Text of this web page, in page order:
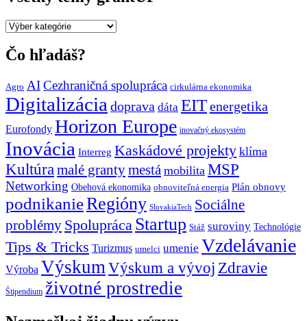
Všetky
grantUP
Čo hľadáš?
Agro AICezhraničná spolupráca cirkulárna ekonomika
Digitalizácia doprava dáta EITenergetika
Eurofondy Horizon Europe inovačný ekosystém
Inovácia Interreg Kaskádové projekty klíma
Kultúramalé grantymestá mobilita MSP
Networking Obehová ekonomika obnoviteľná energia Plán obnovy
podnikanieRegióny SlovakiaTech Sociálne
problémy Spolupráca Startup Stáž suroviny Technológie
Tips & Tricks Turizmus umelci umenie Vzdelávanie
Výroba VýskumVýskum a vývoj Zdravie
Štipendium životné prostredie